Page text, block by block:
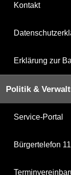
Kontakt
Erklärung zur
Politik &
Service-Portal
Bürgertelefon